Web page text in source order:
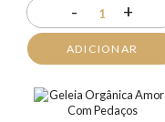
- 1 +
ADICIONAR